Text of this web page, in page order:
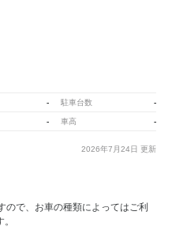
- 駐車台数 -
- 車高 -
2026年7月24日 更新
で、お車の種類によってはご利